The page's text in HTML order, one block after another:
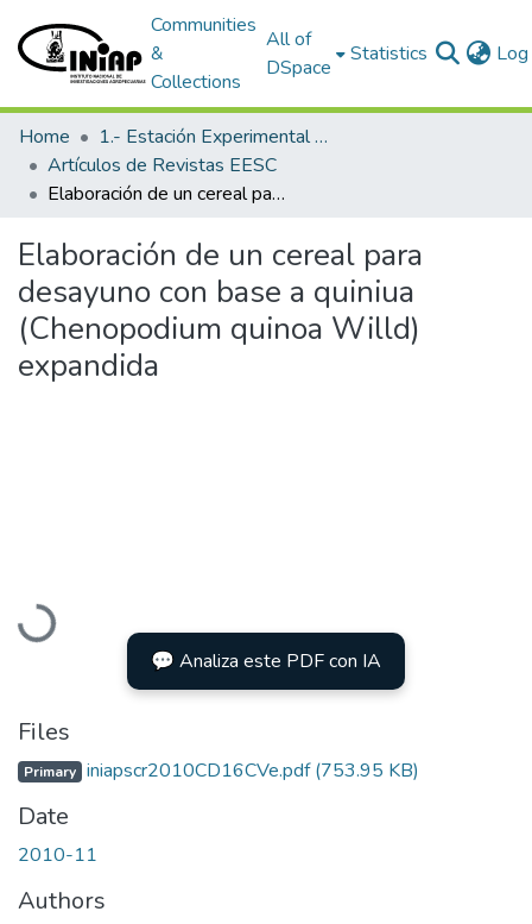
Communities
&
Collections
All of
DSpace
Statistics
Home
1.- Estación Experimental Santa Catalina
Artículos de Revistas EESC
Elaboración de un cereal para desayuno con base a quiniua (Chenopodium quinoa Willd) expandida
Elaboración de un cereal para
desayuno con base a quiniua
(Chenopodium quinoa Willd)
expandida
Loading...
💬 Analiza este PDF con IA
Files
Primary iniapscr2010CD16CVe.pdf(753.95 KB)
Date
2010-11
Authors